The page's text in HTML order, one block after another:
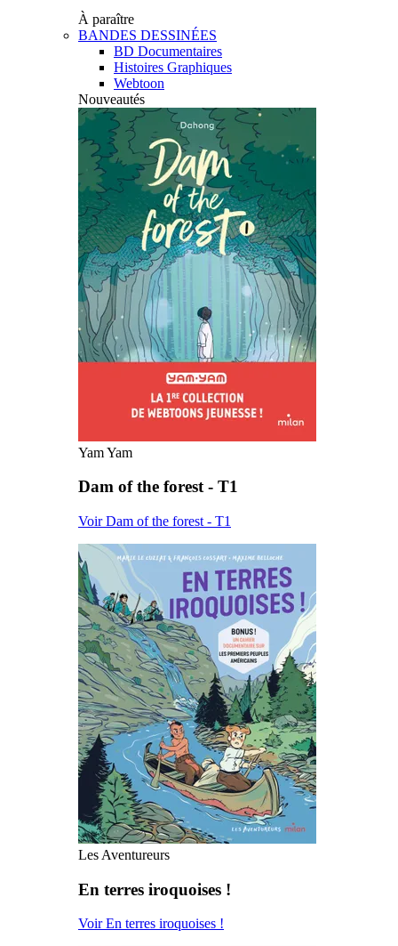
À paraître
BANDES DESSINÉES
BD Documentaires
Histoires Graphiques
Webtoon
Nouveautés
Yam Yam
Dam of the forest - T1
Voir Dam of the forest - T1
Les Aventureurs
En terres iroquoises !
Voir En terres iroquoises !